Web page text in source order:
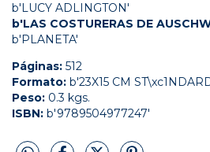
b'LUCY ADLINGTON'
b'LAS COSTURERAS DE
b'PLANETA'
Páginas: 512
Formato: b'23X15 CM
Peso: 0.3 kgs.
ISBN: b'9789504977247'